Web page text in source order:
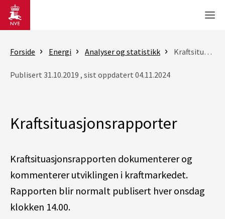
Gå til hovedinnhold
Forside Energi Analyser og statistikk Kraftsituasjonsrapporter
Publisert 31.10.2019 , sist oppdatert 04.11.2024
Kraftsituasjonsrapporter
Kraftsituasjonsrapporten dokumenterer og
kommenterer utviklingen i kraftmarkedet.
Rapporten blir normalt publisert hver onsdag
klokken 14.00.